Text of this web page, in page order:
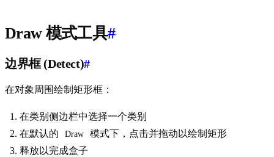
Draw 模式工具#
边界框 (Detect)#
在对象周围绘制矩形框：
在类别侧边栏中选择一个类别
在默认的
Draw
模式下，点击并拖动以绘制矩形
释放以完成盒子